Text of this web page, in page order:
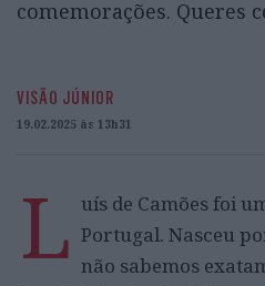
comemorações. Queres
VISÃO JÚNIOR
19.02.2025 às 13h31
L uís de Camões foi
Portugal. Nasceu
não sabemos